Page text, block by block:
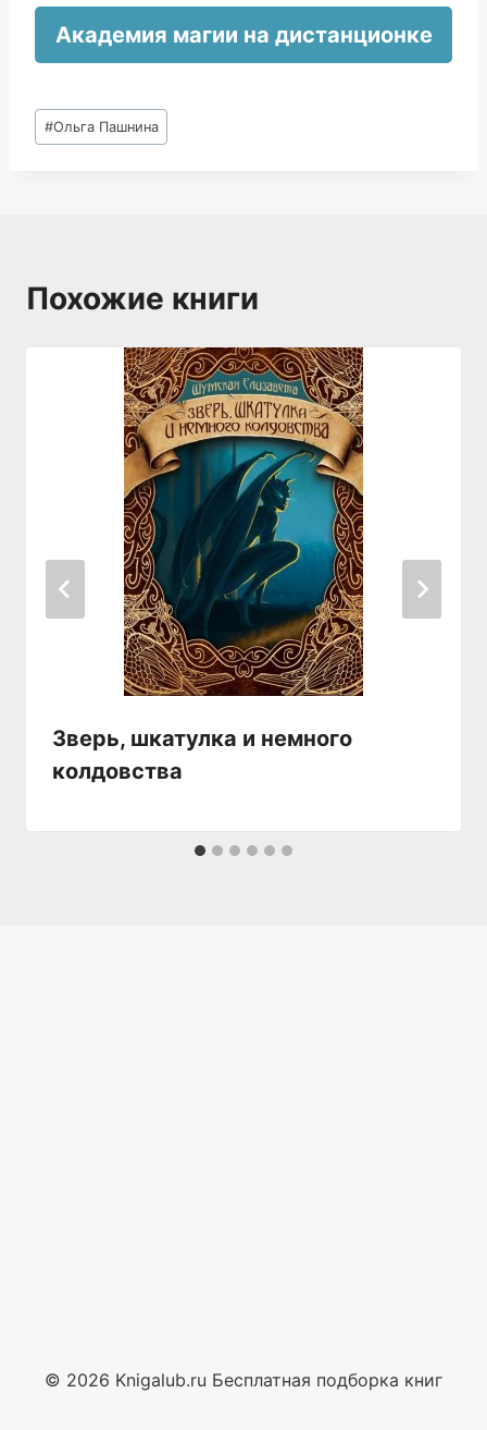
Академия магии на дистанционке
Метки
записи:
#Ольга Пашнина
Похожие книги
Зверь, шкатулка и немного
колдовства
© 2026 Knigalub.ru Бесплатная подборка книг